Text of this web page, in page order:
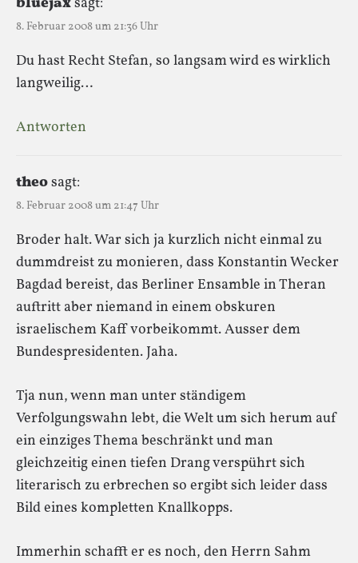
8. Februar 2008 um 21:36 Uhr
Du hast Recht Stefan, so langsam wird es wirklich
langweilig…
Antworten
theosagt:
8. Februar 2008 um 21:47 Uhr
Broder halt. War sich ja kurzlich nicht einmal zu
dummdreist zu monieren, dass Konstantin Wecker
Bagdad bereist, das Berliner Ensamble in Theran
auftritt aber niemand in einem obskuren
israelischem Kaff vorbeikommt. Ausser dem
Bundespresidenten. Jaha.
Tja nun, wenn man unter ständigem
Verfolgungswahn lebt, die Welt um sich herum auf
ein einziges Thema beschränkt und man
gleichzeitig einen tiefen Drang verspührt sich
literarisch zu erbrechen so ergibt sich leider dass
Bild eines kompletten Knallkopps.
Immerhin schafft er es noch, den Herrn Sahm